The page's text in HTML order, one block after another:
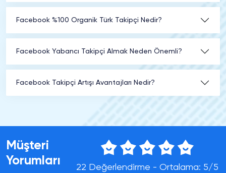
Facebook %100 Organik Türk Takipçi Nedir?
Facebook Yabancı Takipçi Almak Neden Önemli?
Facebook Takipçi Artışı Avantajları Nedir?
Müşteri
Yorumları
22 Değerlendirme - Ortalama: 5/5